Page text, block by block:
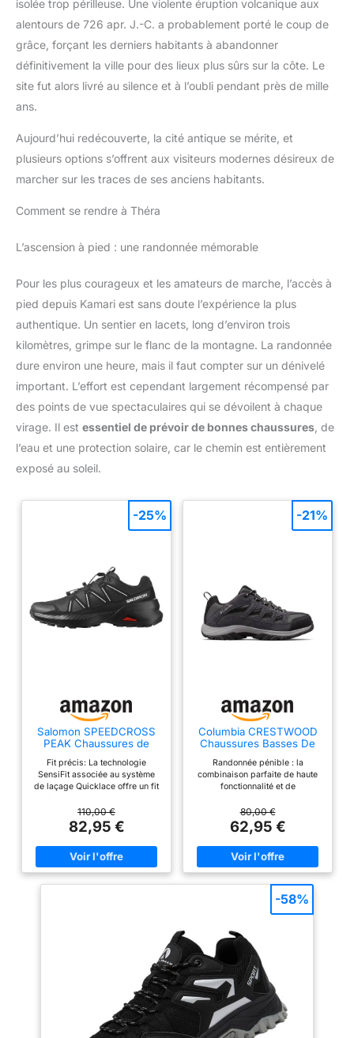
isolée trop périlleuse. Une violente éruption volcanique aux
alentours de 726 apr. J.-C. a probablement porté le coup de
grâce, forçant les derniers habitants à abandonner
définitivement la ville pour des lieux plus sûrs sur la côte. Le
site fut alors livré au silence et à l’oubli pendant près de mille
ans.
Aujourd’hui redécouverte, la cité antique se mérite, et
plusieurs options s’offrent aux visiteurs modernes désireux de
marcher sur les traces de ses anciens habitants.
Comment se rendre à Théra
L’ascension à pied : une randonnée mémorable
Pour les plus courageux et les amateurs de marche, l’accès à
pied depuis Kamari est sans doute l’expérience la plus
authentique. Un sentier en lacets, long d’environ trois
kilomètres, grimpe sur le flanc de la montagne. La randonnée
dure environ une heure, mais il faut compter sur un dénivelé
important. L’effort est cependant largement récompensé par
des points de vue spectaculaires qui se dévoilent à chaque
virage. Il est essentiel de prévoir de bonnes chaussures , de
l’eau et une protection solaire, car le chemin est entièrement
exposé au soleil.
Salomon SPEEDCROSS
PEAK Chaussures de
Fit précis: La technologie
SensiFit associée au système
de laçage Quicklace offre un fit
en un instant. Protection tout-
terrain : Le pare-pierres et la
protection talon résistent aux
terrains les plus accidentés.
Adhérence active: Avec son
profil de crampons agressifs, le
110,00 €
82,95 €
-25%
Columbia CRESTWOOD
Chaussures Basses De
Homme, Noir (Shark x
Columbia Grey), 44 EU
Randonnée pénible : la
combinaison parfaite de haute
fonctionnalité et de
polyvalent vous offrira des
années de service confortable
80,00 €
62,95 €
-21%
-58%